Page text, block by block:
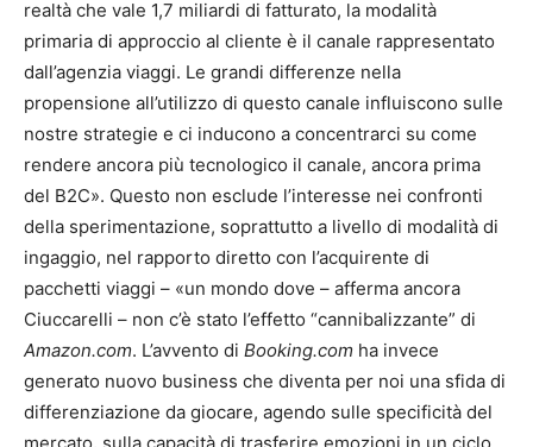
realtà che vale 1,7 miliardi di fatturato, la modalità
primaria di approccio al cliente è il canale rappresentato
dall’agenzia viaggi. Le grandi differenze nella
propensione all’utilizzo di questo canale influiscono sulle
nostre strategie e ci inducono a concentrarci su come
rendere ancora più tecnologico il canale, ancora prima
del B2C». Questo non esclude l’interesse nei confronti
della sperimentazione, soprattutto a livello di modalità di
ingaggio, nel rapporto diretto con l’acquirente di
pacchetti viaggi – «un mondo dove – afferma ancora
Ciuccarelli – non c’è stato l’effetto “cannibalizzante” di
Amazon.com. L’avvento di Booking.com ha invece
generato nuovo business che diventa per noi una sfida di
differenziazione da giocare, agendo sulle specificità del